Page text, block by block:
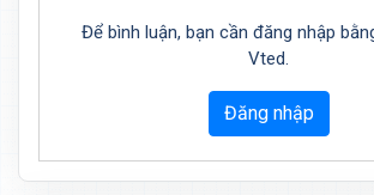
Để bình luận, bạn cần đăng nhập
Vted.
Đăng nhập